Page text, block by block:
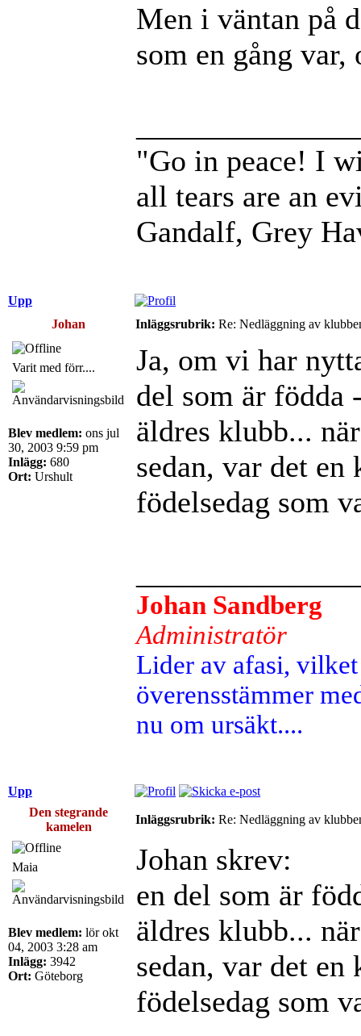
Men i väntan på
som en gång var,
"Go in peace! I
all tears are an
Gandalf, Grey
Upp
Johan
Inläggsrubrik: Re: Nedläggning av
Varit med förr....
Blev medlem: ons jul
30, 2003 9:59 pm
Inlägg: 680
Ort: Urshult
Ja, om vi har
del som är födda
äldres klubb...
sedan, var det
födelsedag som
Johan Sandberg
Administratör
Lider av afasi,
överensstämmer
nu om ursäkt....
Upp
Den stegrande
kamelen
Inläggsrubrik: Re: Nedläggning av
Maia
Blev medlem: lör okt
04, 2003 3:28 am
Inlägg: 3942
Ort: Göteborg
Johan skrev:
en del som är
äldres klubb...
sedan, var det
födelsedag som